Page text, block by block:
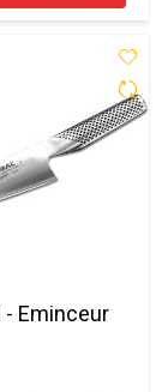
- Eminceur